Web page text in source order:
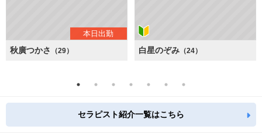
本日出勤
秋廣つかさ （29） 白星のぞみ （24）
セラピスト紹介一覧はこちら